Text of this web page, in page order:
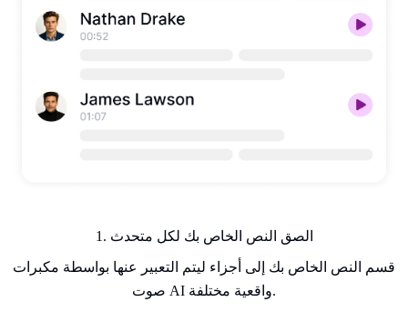
1. الصق النص الخاص بك لكل متحدث
قسم النص الخاص بك إلى أجزاء ليتم التعبير عنها بواسطة مكبرات
صوت AI واقعية مختلفة.